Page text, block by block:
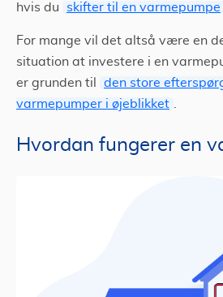
hvis du
skifter til en varmepumpe
For mange vil det altså være en
situation at investere i en
er grunden til
den store
varmepumper i øjeblikket
Hvordan fungerer en